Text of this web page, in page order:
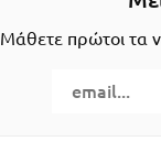
Μάθετε πρώτοι τα